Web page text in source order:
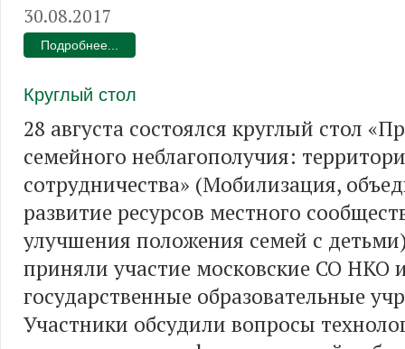
30.08.2017
Подробнее...
Круглый стол
28 августа состоялся круглый стол
семейного неблагополучия:
сотрудничества» (Мобилизация,
развитие ресурсов местного
улучшения положения семей с
приняли участие московские СО НКО
государственные образовательные
Участники обсудили вопросы